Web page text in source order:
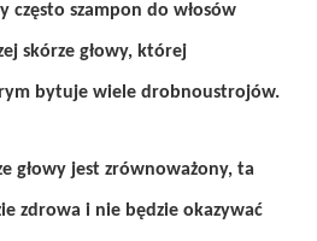
często szampon do włosów
skórze głowy, której
bytuje wiele drobnoustrojów.
głowy jest zrównoważony, ta
zdrowa i nie będzie okazywać